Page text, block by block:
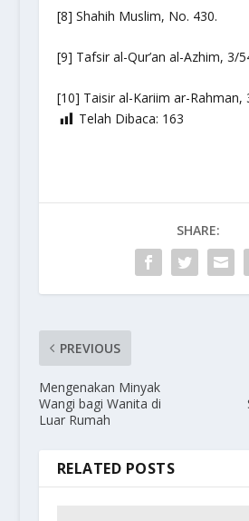
[8] Shahih Muslim, No. 430.
[9] Tafsir al-Qur’an al-Azhim, 3/
[10] Taisir al-Kariim ar-Rahman,
Telah Dibaca: 163
SHARE:
PREVIOUS
Mengenakan Minyak
Wangi bagi Wanita di
Luar Rumah
RELATED POSTS